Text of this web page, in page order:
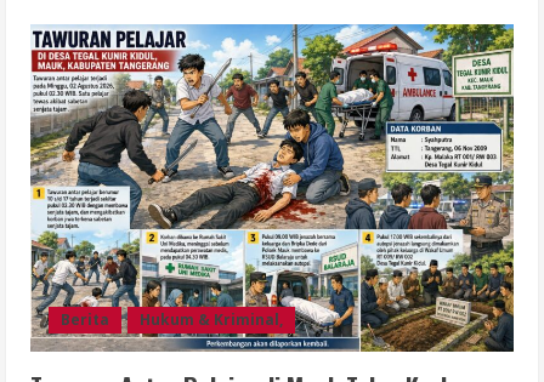
Berita Hukum & Kriminal,